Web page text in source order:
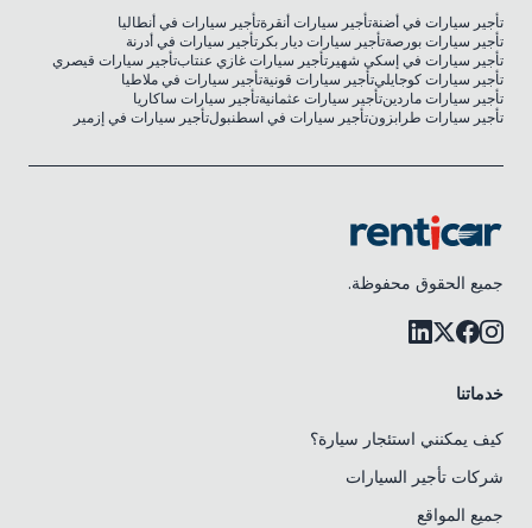
تأجير سيارات في أضنةتأجير سيارات أنقرةتأجير سيارات في أنطاليا
تأجير سيارات بورصةتأجير سيارات ديار بكرتأجير سيارات في أدرنة
تأجير سيارات في إسكي شهيرتأجير سيارات غازي عنتابتأجير سيارات قيصري
تأجير سيارات كوجايليتأجير سيارات قونيةتأجير سيارات في ملاطيا
تأجير سيارات ماردينتأجير سيارات عثمانيةتأجير سيارات ساكاريا
تأجير سيارات طرابزونتأجير سيارات في اسطنبولتأجير سيارات في إزمير
جميع الحقوق محفوظة.
خدماتنا
كيف يمكنني استئجار سيارة؟
شركات تأجير السيارات
جميع المواقع